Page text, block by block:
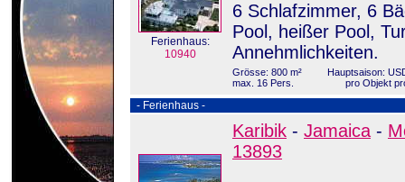
Ferienhaus:
10940
6 Schlafzimmer, 6
Pool, heißer Pool,
Annehmlichkeiten.
Grösse: 800 m²
max. 16 Pers.
Hauptsaison:
pro Objekt
- Ferienhaus -
Karibik - Jamaica -
13893